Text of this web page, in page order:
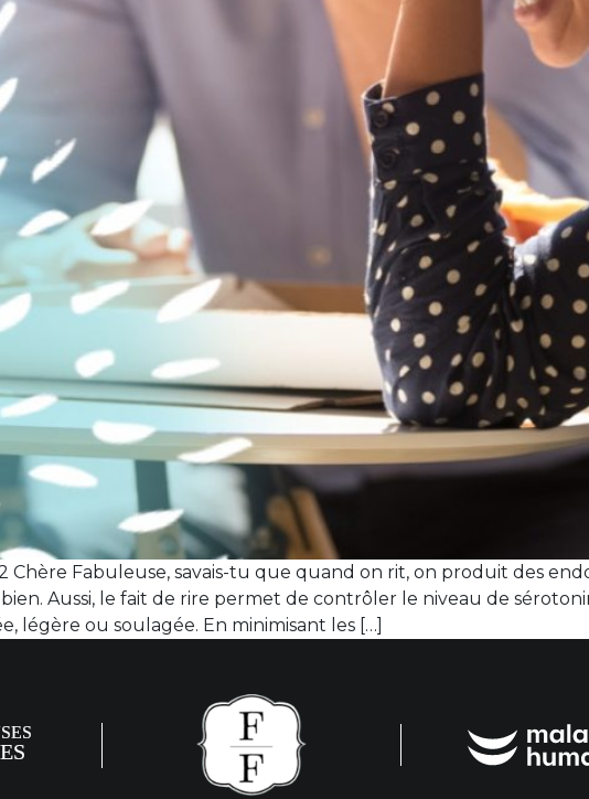
Chère Fabuleuse, savais-tu que quand on rit, on produit des
Aussi, le fait de rire permet de contrôler le niveau de
légère ou soulagée. En minimisant les […]